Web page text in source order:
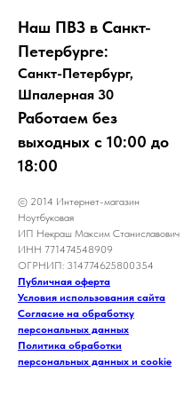
Наш ПВЗ в Санкт-
Петербурге:
Санкт-Петербург,
Шпалерная 30
Работаем без
выходных с 10:00 до
18:00
© 2014 Интернет-магазин
Ноутбуковая
ИП Некраш Максим Станиславович
ИНН 771474548909
ОГРНИП: 314774625800354
Публичная оферта
Условия использования сайта
Согласие на обработку
персональных данных
Политика обработки
персональных данных и cookie